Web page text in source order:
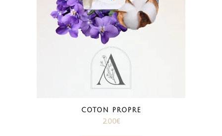
COTON PROPRE
2.00€